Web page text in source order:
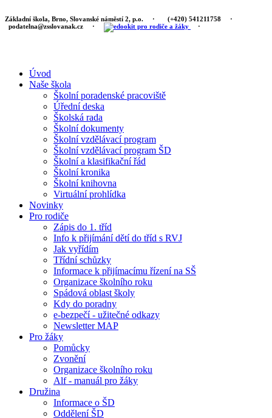
Základní škola, Brno, Slovanské náměstí 2, p.o. · (+420) 541211758 ·
podatelna@zsslovanak.cz
· ·
Úvod
Naše škola
Školní poradenské pracoviště
Úřední deska
Školská rada
Školní dokumenty
Školní vzdělávací program
Školní vzdělávací program ŠD
Školní a klasifikační řád
Školní kronika
Školní knihovna
Virtuální prohlídka
Novinky
Pro rodiče
Zápis do 1. tříd
Info k přijímání dětí do tříd s RVJ
Jak vyřídím
Třídní schůzky
Informace k přijímacímu řízení na SŠ
Organizace školního roku
Spádová oblast školy
Kdy do poradny
e-bezpečí - užitečné odkazy
Newsletter MAP
Pro žáky
Pomůcky
Zvonění
Organizace školního roku
Alf - manuál pro žáky
Družina
Informace o ŠD
Oddělení ŠD